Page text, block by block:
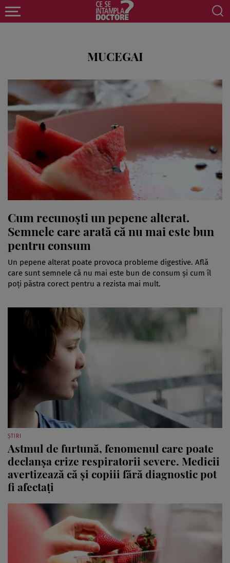
MUCEGAI
Cum recunoști un pepene alterat.
Semnele care arată că nu mai este bun
pentru consum
Un pepene alterat poate provoca probleme digestive. Află
care sunt semnele că nu mai este bun de consum și cum îl
poți păstra corect pentru a rezista mai mult.
ȘTIRI
Astmul de furtună, fenomenul care poate
declanșa crize respiratorii severe. Medicii
avertizează că și copiii fără diagnostic pot
fi afectați